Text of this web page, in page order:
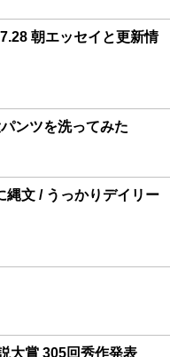
朝エッセイと更新情
ンツを洗ってみた
縄文 / うっかりデイリー
大賞 305回秀作発表